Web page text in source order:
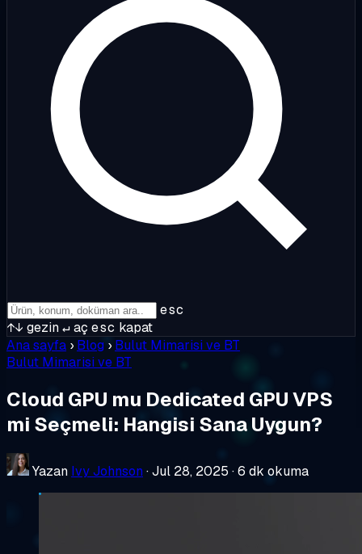
esc
↑↓ gezin↵aç esc kapat
Ana sayfa › Blog › Bulut Mimarisi ve BT
Bulut Mimarisi ve BT
Cloud GPU mu Dedicated GPU VPS
mi Seçmeli: Hangisi Sana Uygun?
Yazan Ivy Johnson ·Jul 28, 2025 ·6 dk okuma